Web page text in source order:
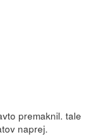
premaknil. tale
naprej.